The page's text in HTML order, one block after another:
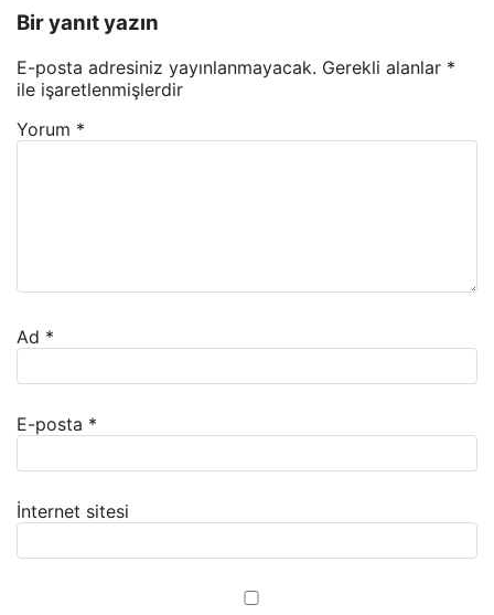
Bir yanıt yazın
E-posta adresiniz yayınlanmayacak. Gerekli alanlar *
ile işaretlenmişlerdir
Yorum *
Ad *
E-posta *
İnternet sitesi